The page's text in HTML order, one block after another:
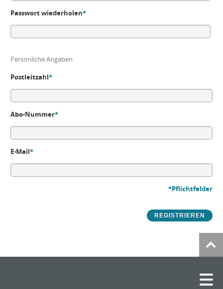
Passwort wiederholen*
Persönliche Angaben
Postleitzahl*
Abo-Nummer*
E-Mail*
*Pflichtfelder